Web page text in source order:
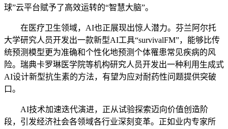
球”云平台赋予了高效运转的“智慧大脑”。
在医疗卫生领域，AI也正展现出惊人潜力。芬兰阿尔托
大学研究人员开发出一款新型AI工具“survivalFM”，能够比传
统预测模型更为准确和个性化地预测个体罹患常见疾病的风
险。瑞典卡罗琳医学院等机构研究人员开发出一种利用生成式
AI设计新型抗生素的方法，有望为应对耐药性问题提供突破
口。
AI技术加速迭代演进，正从试验探索迈向价值创造阶
段，引发经济社会各领域各行业深刻变革。正如业内专家所